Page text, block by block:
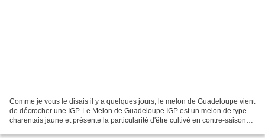
Comme je vous le disais il y a quelques jours, le melon de Guadeloupe vient
de décrocher une IGP. Le Melon de Guadeloupe IGP est un melon de type
charentais jaune et présente la particularité d'être cultivé en contre-saison